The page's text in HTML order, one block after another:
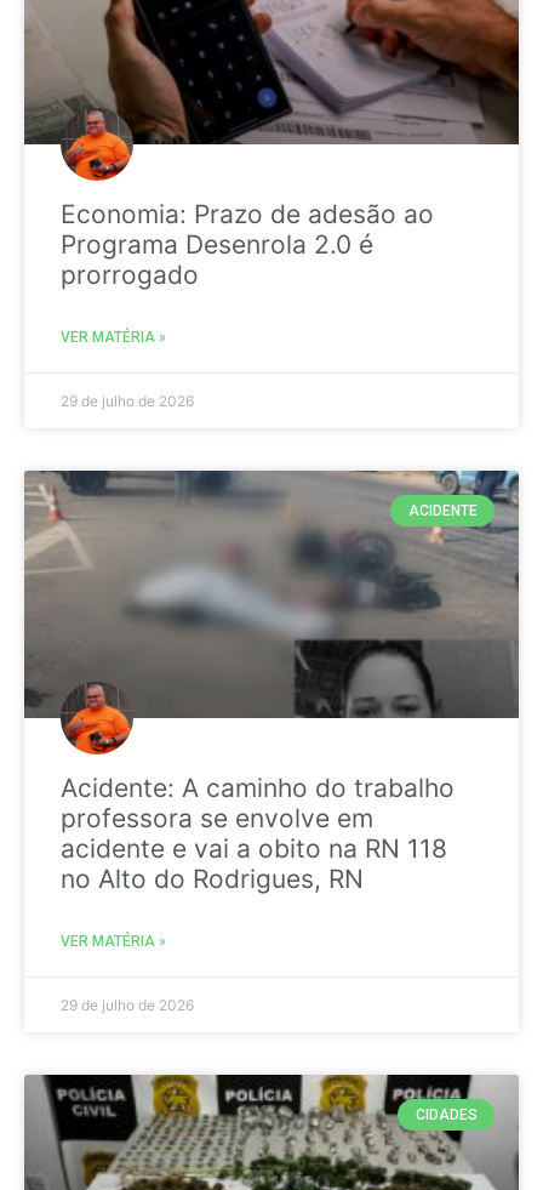
Economia: Prazo de adesão ao
Programa Desenrola 2.0 é
prorrogado
VER MATÉRIA »
29 de julho de 2026
ACIDENTE
Acidente: A caminho do trabalho
professora se envolve em
acidente e vai a obito na RN 118
no Alto do Rodrigues, RN
VER MATÉRIA »
29 de julho de 2026
CIDADES